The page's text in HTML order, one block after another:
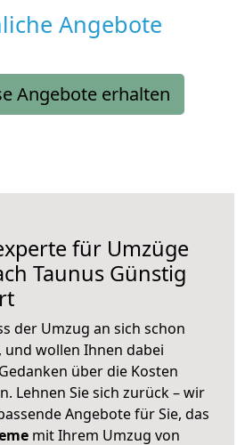
Angebote
Angebote erhalten
für Umzüge
Taunus Günstig
der Umzug an sich schon
wollen Ihnen dabei
über die Kosten
Lehnen Sie sich zurück – wir
Angebote für Sie, das
mit Ihrem Umzug von